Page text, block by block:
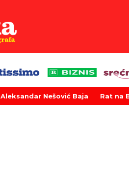
Aleksandar Nešović Baja Rat na